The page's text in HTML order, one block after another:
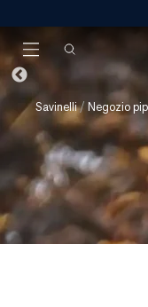
Savinelli/ Negozio